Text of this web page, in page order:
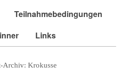
Teilnahmebedingungen
Links
Archiv: Krokusse